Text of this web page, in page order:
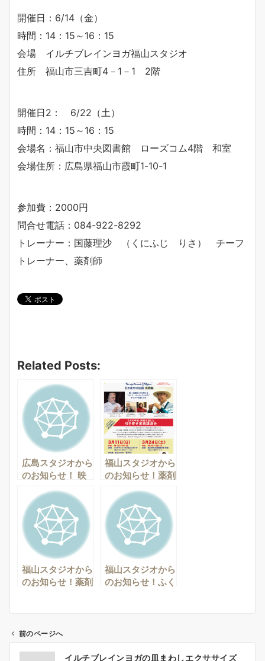
開催日：6/14（金）
時間：14：15～16：15
会場 イルチブレインヨガ福山スタジオ
住所 福山市三吉町4－1－1 2階
開催日2： 6/22（土）
時間：14：15～16：15
会場名：福山市中央図書館 ローズコム4階 和室
会場住所：広島県福山市霞町1-10-1
参加費：2000円
問合せ電話：084-922-8292
トレーナー：国藤理沙 （くにふじ りさ） チーフ
トレーナー、薬剤師
Related Posts:
広島スタジオから
のお知らせ！ 映
画『CHANGE』
上映会＆引き寄せ
の法則実践セミナ
福山スタジオから
のお知らせ！薬剤
師が伝える「腸と
脳のお話と健康ヨ
ガ体操」
福山スタジオから
のお知らせ！薬剤
福山スタジオから
のお知らせ！ふく
前のページへ
イルチブレインヨガの皿まわしエクササイズ